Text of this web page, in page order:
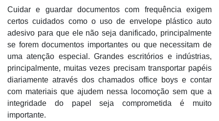
Cuidar e guardar documentos com frequência exigem
certos cuidados como o uso de envelope plástico auto
adesivo para que ele não seja danificado, principalmente
se forem documentos importantes ou que necessitam de
uma atenção especial. Grandes escritórios e indústrias,
principalmente, muitas vezes precisam transportar papéis
diariamente através dos chamados office boys e contar
com materiais que ajudem nessa locomoção sem que a
integridade do papel seja comprometida é muito
importante.